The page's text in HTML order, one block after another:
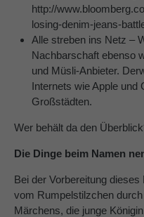
http://
losing-denim-jeans-
Alle streben ins Netz –
Nachbarschaft ebenso
und Müsli-Anbieter.
Internets wie Apple und
Großstädten.
Wer behält da den
Die Dinge beim Namen
Bei der Vorbereitung
vom Rumpelstilzchen
Märchens, die junge